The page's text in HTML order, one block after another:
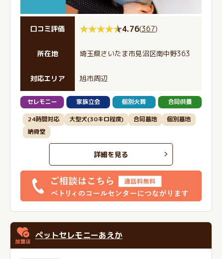
口コミ評価 4.76(367)
所在地 埼玉県さいたま市見沼区南中野363
対応エリア 旭市周辺
セレモニー 家族立会 個別火葬 合同供養
24時間対応 大型犬(30キロ程度) 合同墓地
個別墓地
納骨堂
詳細を見る
ペットセレモニーあえか